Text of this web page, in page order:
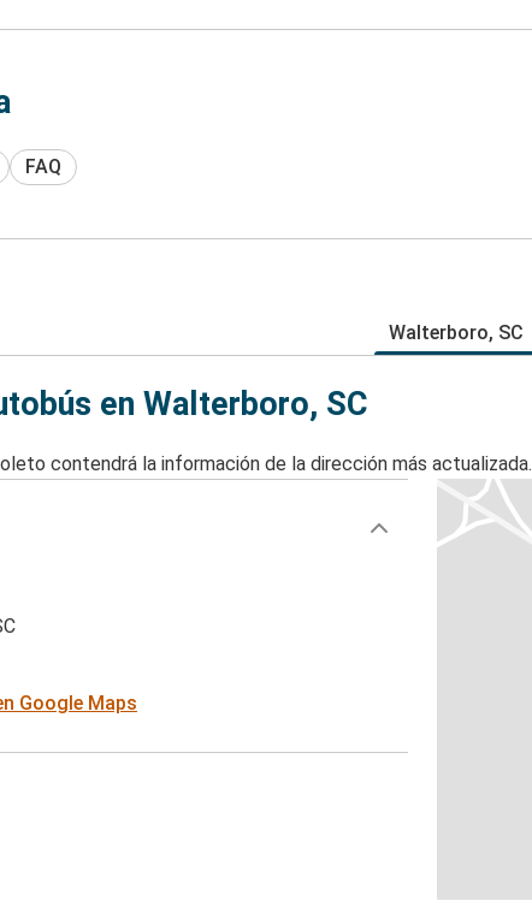
FAQ
Walterboro, SC
en Walterboro, SC
contendrá la información de la dirección más actualizada.
Google Maps